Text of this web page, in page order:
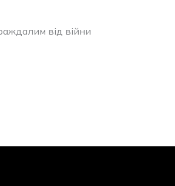
від війни